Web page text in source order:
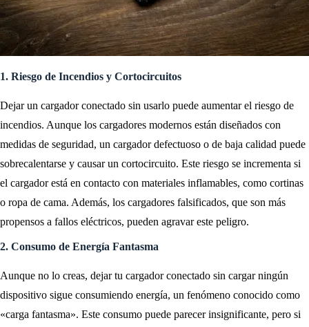
1. Riesgo de Incendios y Cortocircuitos
Dejar un cargador conectado sin usarlo puede aumentar el riesgo de
incendios. Aunque los cargadores modernos están diseñados con
medidas de seguridad, un cargador defectuoso o de baja calidad puede
sobrecalentarse y causar un cortocircuito. Este riesgo se incrementa si
el cargador está en contacto con materiales inflamables, como cortinas
o ropa de cama. Además, los cargadores falsificados, que son más
propensos a fallos eléctricos, pueden agravar este peligro.
2. Consumo de Energía Fantasma
Aunque no lo creas, dejar tu cargador conectado sin cargar ningún
dispositivo sigue consumiendo energía, un fenómeno conocido como
«carga fantasma». Este consumo puede parecer insignificante, pero si